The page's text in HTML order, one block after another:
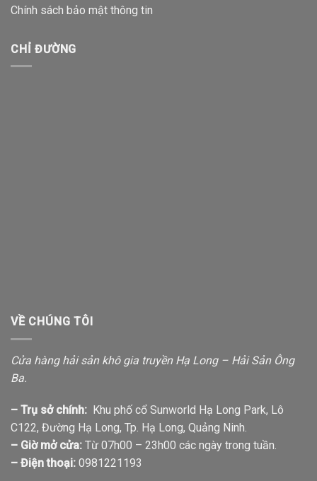
Chính sách bảo mật thông tin
CHỈ ĐƯỜNG
VỀ CHÚNG TÔI
Cửa hàng hải sản khô gia truyền Hạ Long – Hải Sản Ông
Ba.
– Trụ sở chính: Khu phố cổ Sunworld Hạ Long Park, Lô
C122, Đường Hạ Long, Tp. Hạ Long, Quảng Ninh.
– Giờ mở cửa: Từ 07h00 – 23h00 các ngày trong tuần.
– Điện thoại: 0981221193